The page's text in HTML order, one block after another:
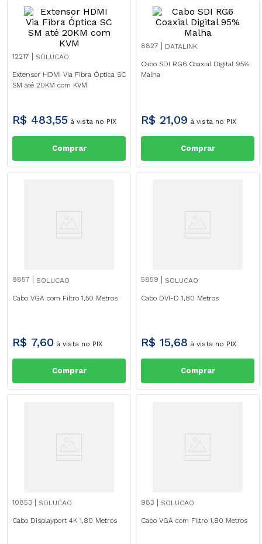
12217 SOLUCAO
Extensor HDMI Via Fibra Óptica SC
SM até 20KM com KVM
R$ 483,55 à vista no PIX
Comprar
8827 DATALINK
Cabo SDI RG6 Coaxial Digital 95%
Malha
R$ 21,09 à vista no PIX
Comprar
9857 SOLUCAO
Cabo VGA com Filtro 1,50 Metros
R$ 7,60 à vista no PIX
Comprar
5859 SOLUCAO
Cabo DVI-D 1,80 Metros
R$ 15,68 à vista no PIX
Comprar
10853 SOLUCAO
Cabo Displayport 4K 1,80 Metros
983 SOLUCAO
Cabo VGA com Filtro 1,80 Metros